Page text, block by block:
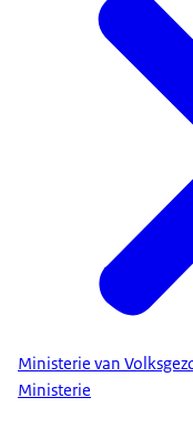
Ministerie van
Ministerie